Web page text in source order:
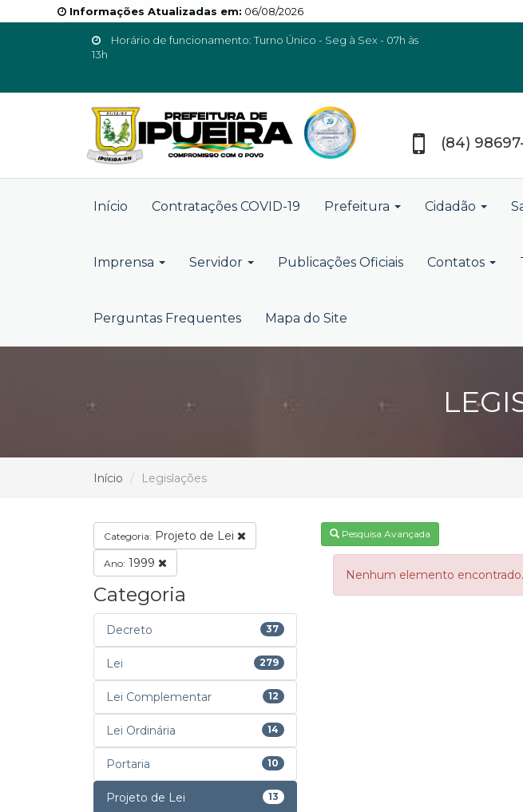
Informações Atualizadas em: 06/08/2026
Horário de funcionamento: Turno Único - Seg à Sex - 07h às
13h
(84)
Início Contratações COVID-19 Prefeitura Cidadão
Imprensa Servidor Publicações Oficiais Contatos
Perguntas Frequentes Mapa do Site
Início Legislações
Categoria: Projeto de Lei
Ano: 1999
Categoria
Decreto 37
Lei 279
Lei Complementar 12
Lei Ordinária 14
Portaria 10
Projeto de Lei 13
Pesquisa Avançada
Nenhum elemento encontrado.